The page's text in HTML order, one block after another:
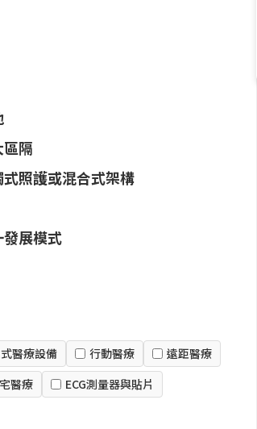
隔
照護或混合式架構
展模式
醫療設備 行動醫療
遠距醫療
醫療 ECG測量器與貼片